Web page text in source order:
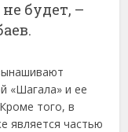
будет, –
«Шагала» и ее
того, в
является частью